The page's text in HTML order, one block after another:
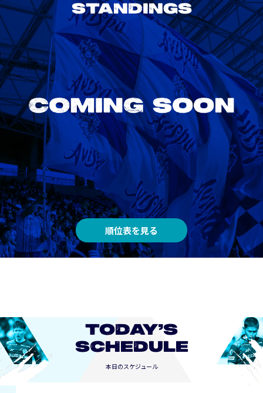
STANDINGS
順位表を見る
TODAY’S
SCHEDULE
本日のスケジュール